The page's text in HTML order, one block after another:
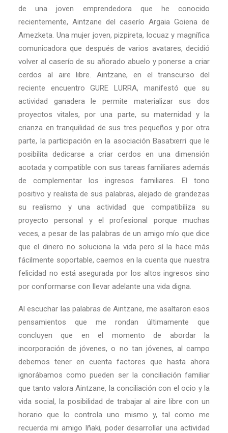
de una joven emprendedora que he conocido
recientemente, Aintzane del caserío Argaia Goiena de
Amezketa. Una mujer joven, pizpireta, locuaz y magnífica
comunicadora que después de varios avatares, decidió
volver al caserío de su añorado abuelo y ponerse a criar
cerdos al aire libre. Aintzane, en el transcurso del
reciente encuentro GURE LURRA, manifestó que su
actividad ganadera le permite materializar sus dos
proyectos vitales, por una parte, su maternidad y la
crianza en tranquilidad de sus tres pequeños y por otra
parte, la participación en la asociación Basatxerri que le
posibilita dedicarse a criar cerdos en una dimensión
acotada y compatible con sus tareas familiares además
de complementar los ingresos familiares. El tono
positivo y realista de sus palabras, alejado de grandezas
su realismo y una actividad que compatibiliza su
proyecto personal y el profesional porque muchas
veces, a pesar de las palabras de un amigo mío que dice
que el dinero no soluciona la vida pero sí la hace más
fácilmente soportable, caemos en la cuenta que nuestra
felicidad no está asegurada por los altos ingresos sino
por conformarse con llevar adelante una vida digna.
Al escuchar las palabras de Aintzane, me asaltaron esos
pensamientos que me rondan últimamente que
concluyen que en el momento de abordar la
incorporación de jóvenes, o no tan jóvenes, al campo
debemos tener en cuenta factores que hasta ahora
ignorábamos como pueden ser la conciliación familiar
que tanto valora Aintzane, la conciliación con el ocio y la
vida social, la posibilidad de trabajar al aire libre con un
horario que lo controla uno mismo y, tal como me
recuerda mi amigo Iñaki, poder desarrollar una actividad